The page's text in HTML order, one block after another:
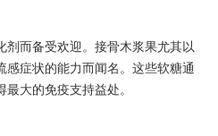
剂而备受欢迎。接骨木浆果尤其以
症状的能力而闻名。这些软糖通
大的免疫支持益处。